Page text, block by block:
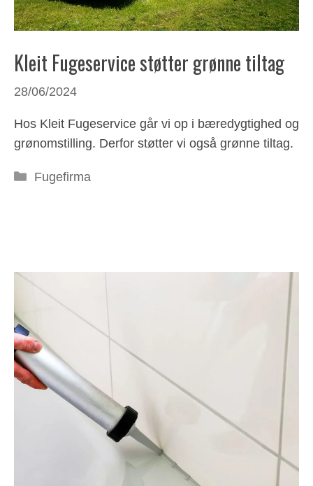
Kleit Fugeservice støtter grønne tiltag
28/06/2024
Hos Kleit Fugeservice går vi op i bæredygtighed og
grønomstilling. Derfor støtter vi også grønne tiltag.
Kategorier
Fugefirma